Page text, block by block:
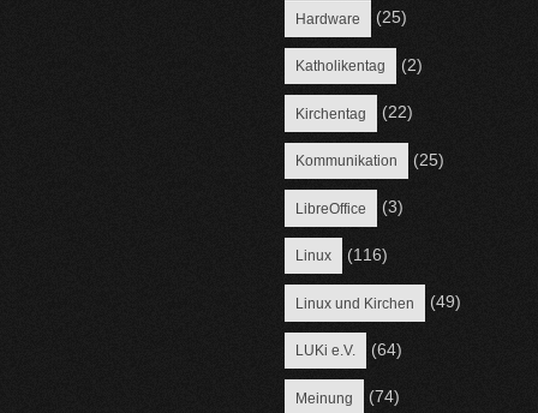
Hardware (25)
Katholikentag (2)
Kirchentag (22)
Kommunikation (25)
LibreOffice (3)
Linux (116)
Linux und Kirchen (49)
LUKi e.V. (64)
Meinung (74)